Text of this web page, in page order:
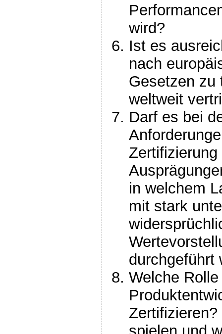
wird?
Ist es
nach
Gesetzen zu
weltweit
Darf es bei
in welchem
mit stark
durchgeführt
Welche